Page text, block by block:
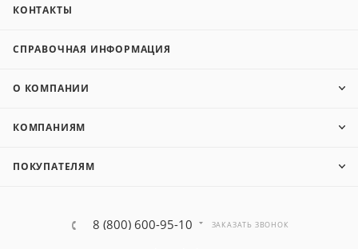
КОНТАКТЫ
СПРАВОЧНАЯ ИНФОРМАЦИЯ
О КОМПАНИИ
КОМПАНИЯМ
ПОКУПАТЕЛЯМ
8 (800) 600-95-10 ЗАКАЗАТЬ ЗВОНОК